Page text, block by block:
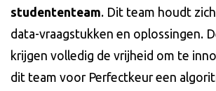
studententeam. Dit team houdt
data-vraagstukken en oplossingen.
krijgen volledig de vrijheid om te
dit team voor Perfectkeur een